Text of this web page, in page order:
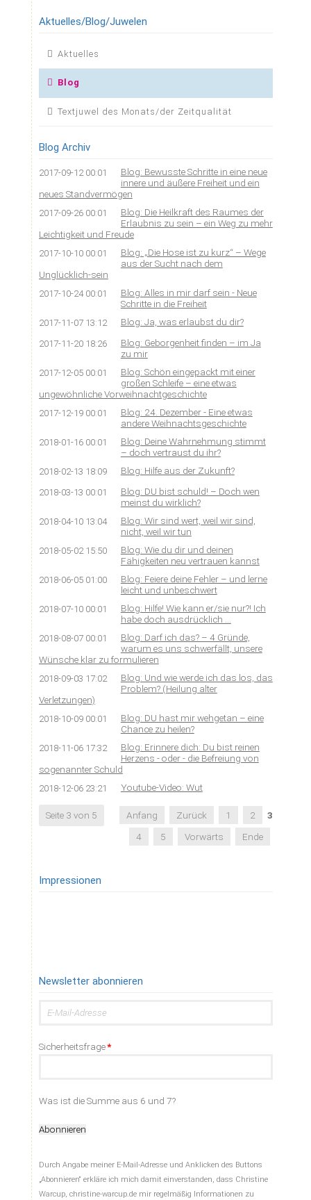
Aktuelles/Blog/Juwelen
Navigation
Aktuelles
Blog
Textjuwel des Monats/der Zeitqualität
Blog Archiv
2017-09-12 00:01
Blog: Bewusste Schritte in eine neue
innere und äußere Freiheit und ein
neues Standvermögen
2017-09-26 00:01
Blog: Die Heilkraft des Raumes der
Erlaubnis zu sein – ein Weg zu mehr
Leichtigkeit und Freude
2017-10-10 00:01
Blog: „Die Hose ist zu kurz“ – Wege
aus der Sucht nach dem
Unglücklich-sein
2017-10-24 00:01
Blog: Alles in mir darf sein - Neue
Schritte in die Freiheit
2017-11-07 13:12 Blog: Ja, was erlaubst du dir?
2017-11-20 18:26
Blog: Geborgenheit finden – im Ja
zu mir
2017-12-05 00:01
Blog: Schön eingepackt mit einer
großen Schleife – eine etwas
ungewöhnliche Vorweihnachtgeschichte
2017-12-19 00:01
Blog: 24. Dezember - Eine etwas
andere Weihnachtsgeschichte
2018-01-16 00:01
Blog: Deine Wahrnehmung stimmt
– doch vertraust du ihr?
2018-02-13 18:09 Blog: Hilfe aus der Zukunft?
2018-03-13 00:01
Blog: DU bist schuld! – Doch wen
meinst du wirklich?
2018-04-10 13:04
Blog: Wir sind wert, weil wir sind,
nicht, weil wir tun
2018-05-02 15:50
Blog: Wie du dir und deinen
Fähigkeiten neu vertrauen kannst
2018-06-05 01:00
Blog: Feiere deine Fehler – und lerne
leicht und unbeschwert
2018-07-10 00:01
Blog: Hilfe! Wie kann er/sie nur?! Ich
habe doch ausdrücklich …
2018-08-07 00:01
Blog: Darf ich das? – 4 Gründe,
warum es uns schwerfällt, unsere
Wünsche klar zu formulieren
2018-09-03 17:02
Blog: Und wie werde ich das los, das
Problem? (Heilung alter
Verletzungen)
2018-10-09 00:01
Blog: DU hast mir wehgetan – eine
Chance zu heilen?
2018-11-06 17:32
Blog: Erinnere dich: Du bist reinen
Herzens - oder - die Befreiung von
sogenannter Schuld
2018-12-06 23:21 Youtube-Video: Wut
Seite 3 von 5 Anfang Zurück 1 2
3
4
5 Vorwärts Ende
Impressionen
Newsletter abonnieren
Pflichtfeld
Sicherheitsfrage*
Was ist die Summe aus 6 und 7?
Abonnieren
Durch Angabe meiner E-Mail-Adresse und Anklicken des Buttons
„Abonnieren“ erkläre ich mich damit einverstanden, dass Christine
Warcup, christine-warcup.de mir regelmäßig Informationen zu